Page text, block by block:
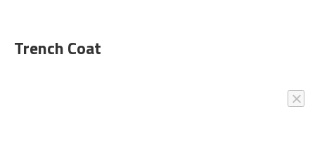
Trench Coat